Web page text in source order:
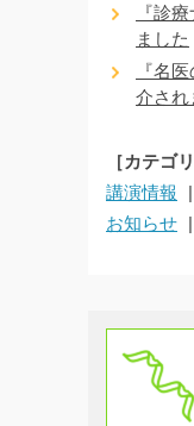
『診
ました
『名
介され
［カテゴ
講演情報
お知らせ